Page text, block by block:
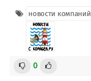
новости компаний
0